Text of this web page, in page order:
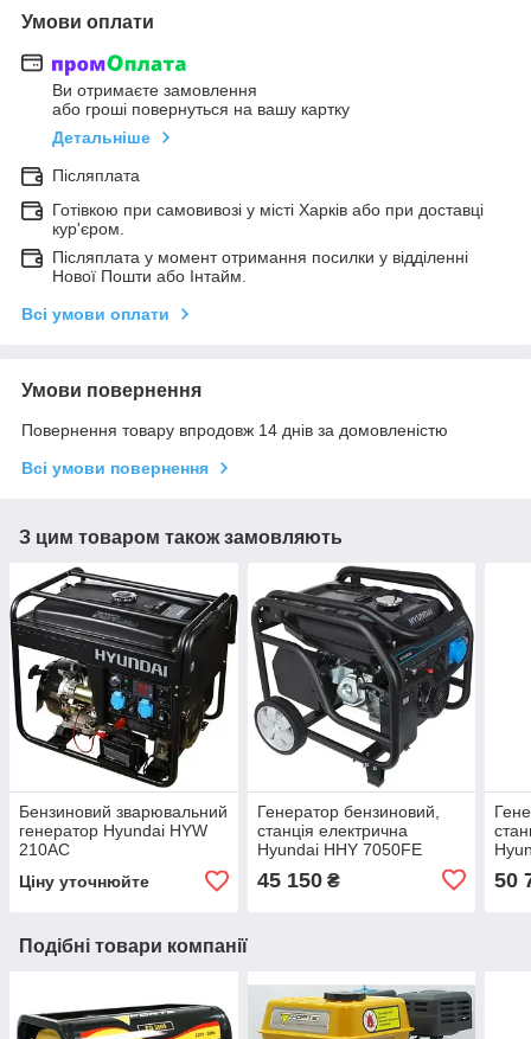
Умови оплати
Ви отримаєте замовлення
або гроші повернуться на вашу картку
Детальніше
Післяплата
Готівкою при самовивозі у місті Харків або при доставці
кур'єром.
Післяплата у момент отримання посилки у відділенні
Нової Пошти або Інтайм.
Всі умови оплати
Умови повернення
Повернення товару впродовж 14 днів за домовленістю
Всі умови повернення
З цим товаром також замовляють
Бензиновий зварювальний
генератор Hyundai HYW
210AC
Ціну уточнюйте
Генератор бензиновий,
станція електрична
Hyundai HHY 7050FE
45 150₴ 50
Подібні товари компанії